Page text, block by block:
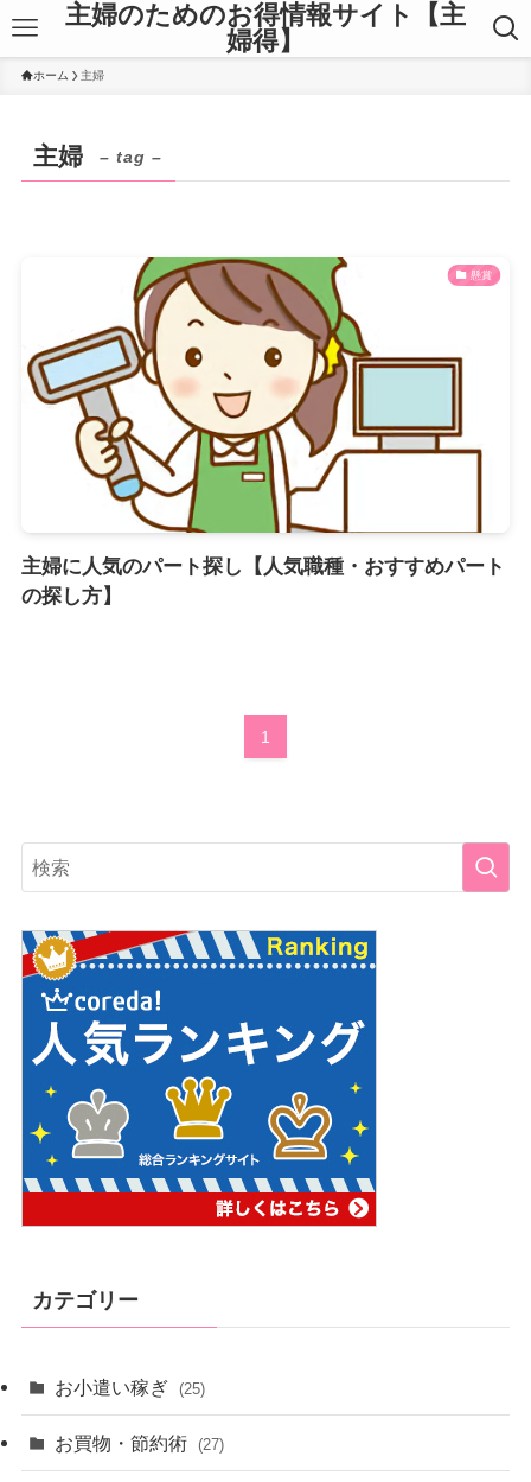
主婦のためのお得情報サイト【主
婦得】
ホーム 主婦
主婦 – tag –
懸賞
主婦に人気のパート探し【人気職種・おすすめパート
の探し方】
1
カテゴリー
お小遣い稼ぎ (25)
お買物・節約術 (27)